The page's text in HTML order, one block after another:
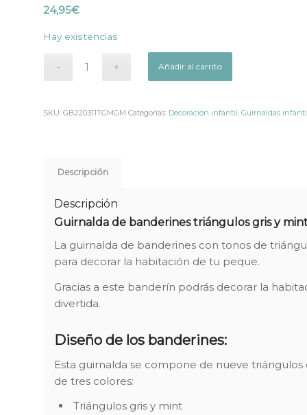
24,95€
Hay existencias
Añadir al carrito
SKU: GB220311TGMGM Categorías: Decoración infantil, Guirnaldas
Descripción
Descripción
Guirnalda de banderines triángulos gris y
La guirnalda de banderines con tonos de
para decorar la habitación de tu peque.
Gracias a este banderín podrás decorar la
divertida.
Diseño de los banderines:
Esta guirnalda se compone de nueve
de tres colores:
Triángulos gris y mint